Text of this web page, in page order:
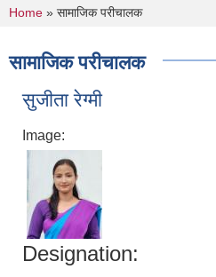
You are here
Home » सामाजिक परीचालक
सामाजिक परीचालक
सुजीता रेग्मी
Image:
Designation: